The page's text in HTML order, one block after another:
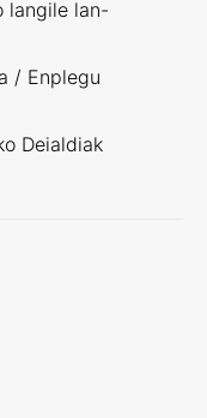
langile lan-
/ Enplegu
Deialdiak